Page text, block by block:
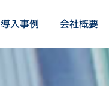
導入事例 会社概要